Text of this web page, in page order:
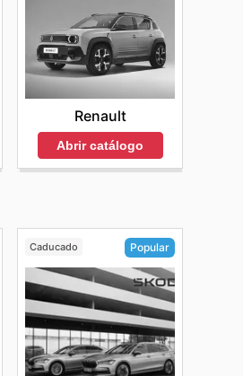
Renault
Abrir catálogo
Caducado Popular